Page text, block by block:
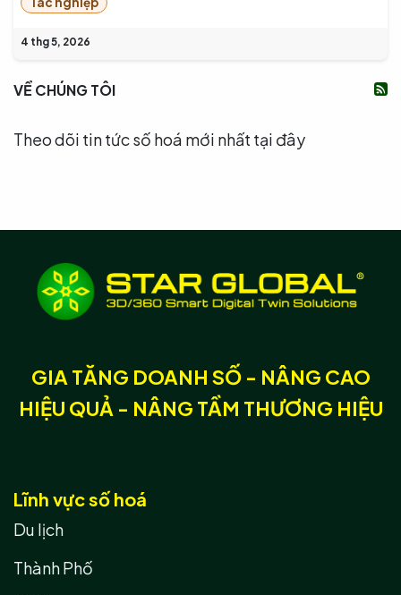
4 thg 5, 2026
VỀ CHÚNG TÔI
Theo dõi tin tức số hoá mới nhất tại đây
GIA TĂNG DOANH SỐ - NÂNG CAO
HIỆU QUẢ - NÂNG TẦM THƯƠNG HIỆU
Lĩnh vực số hoá
Du lịch
Thành Phố